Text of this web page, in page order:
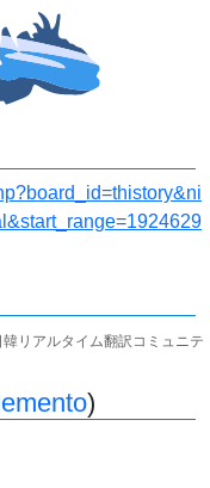
リアルタイム翻訳コミュニテ
)